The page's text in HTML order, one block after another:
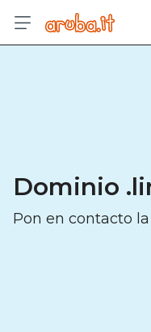
Dominio
Pon en contacto